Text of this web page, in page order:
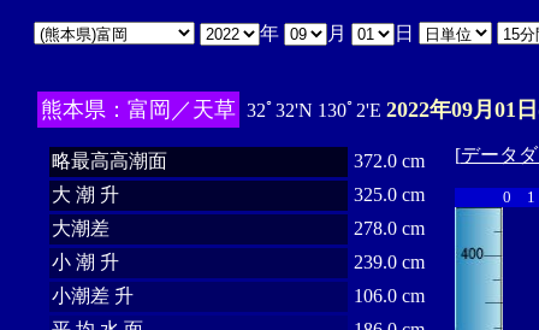
年 月 日
熊本県：富岡／天草 32ﾟ32'N 130ﾟ2'E 2022年09月01
略最高高潮面
372.0 cm
大 潮 升
325.0 cm
大潮差
278.0 cm
小 潮 升
239.0 cm
小潮差 升
106.0 cm
[データ
0 1